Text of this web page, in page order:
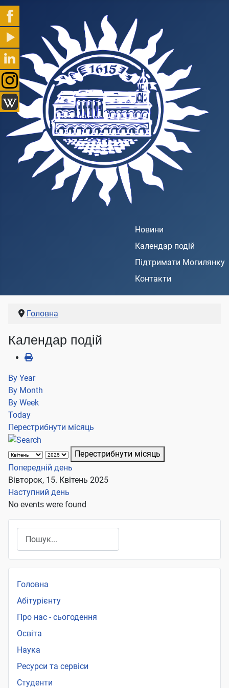
Новини
Календар подій
Підтримати Могилянку
Контакти
Головна
Календар подій
By Year
By Month
By Week
Today
Перестрибнути місяць
Перестрибнути місяць
Попередній день
Вівторок, 15. Квітень 2025
Наступний день
No events were found
Головна
Абітурієнту
Про нас - сьогодення
Освіта
Наука
Ресурси та сервіси
Студенти